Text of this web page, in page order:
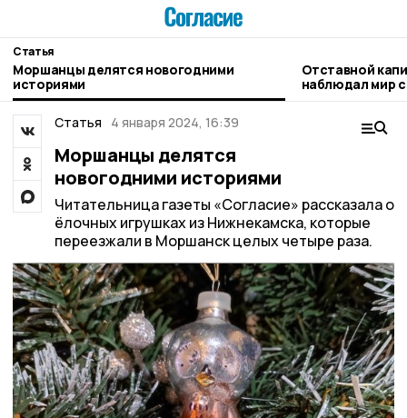
Статья
Моршанцы делятся новогодними
историями
Отставной
наблюдал мир
Статья 4 января 2024, 16:39
Моршанцы делятся
новогодними историями
Читательница газеты «Согласие» рассказала о
ёлочных игрушках из Нижнекамска, которые
переезжали в Моршанск целых четыре раза.